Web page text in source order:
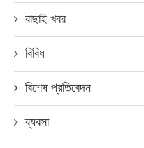
বাছাই খবর
বিবিধ
বিশেষ প্রতিবেদন
ব্যবসা